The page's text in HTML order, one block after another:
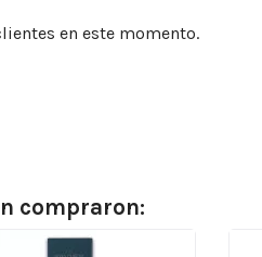
en este momento.
compraron: